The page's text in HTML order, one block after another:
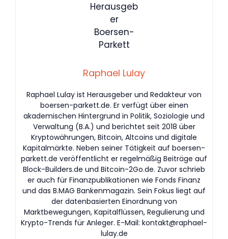
Raphael Lulay
Raphael Lulay ist Herausgeber und Redakteur von
boersen-parkett.de. Er verfügt über einen
akademischen Hintergrund in Politik, Soziologie und
Verwaltung (B.A.) und berichtet seit 2018 über
Kryptowährungen, Bitcoin, Altcoins und digitale
Kapitalmärkte. Neben seiner Tätigkeit auf boersen-
parkett.de veröffentlicht er regelmäßig Beiträge auf
Block-Builders.de und Bitcoin-2Go.de. Zuvor schrieb
er auch für Finanzpublikationen wie Fonds Finanz
und das B.MAG Bankenmagazin. Sein Fokus liegt auf
der datenbasierten Einordnung von
Marktbewegungen, Kapitalflüssen, Regulierung und
Krypto-Trends für Anleger. E-Mail: kontakt@raphael-
lulay.de